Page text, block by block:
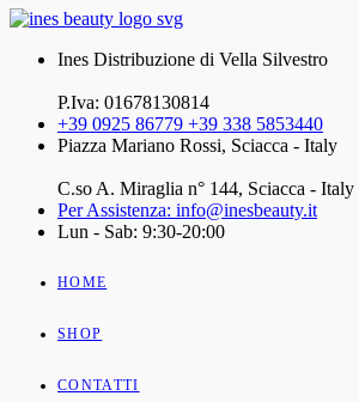
Ines Distribuzione di Vella Silvestro
P.Iva: 01678130814
+39 0925 86779 +39 338 5853440
Piazza Mariano Rossi, Sciacca - Italy
C.so A. Miraglia n° 144, Sciacca - Italy
Per Assistenza: info@inesbeauty.it
Lun - Sab: 9:30-20:00
HOME
SHOP
CONTATTI